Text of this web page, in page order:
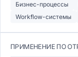
Бизнес-процессы
Workflow-системы
ПРИМЕНЕНИЕ ПО